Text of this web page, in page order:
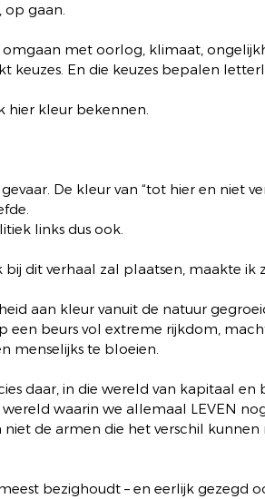
op gaan.
omgaan met oorlog, klimaat,
keuzes. En die keuzes bepalen
hier kleur bekennen.
De kleur van “tot hier en niet
links dus ook.
bij dit verhaal zal plaatsen, maakte
aan kleur vanuit de natuur
een beurs vol extreme rijkdom,
menselijks te bloeien.
daar, in die wereld van kapitaal
waarin we allemaal LEVEN
niet de armen die het verschil
bezighoudt – en eerlijk gezegd